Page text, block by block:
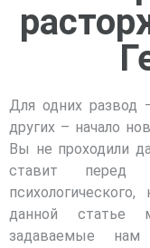
Для одних развод
других – начало
Вы не проходили
ставит
данной статье
задаваемые